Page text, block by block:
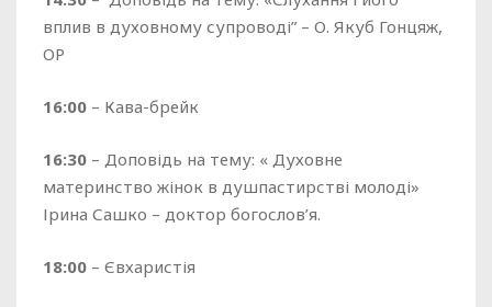
вплив в духовному супроводі” – О. Якуб Гонцяж,
OP
16:00 – Кава-брейк
16:30 – Доповідь на тему: « Духовне
материнство жінок в душпастирстві молоді»
Ірина Сашко – доктор богослов’я.
18:00 – Євхаристія